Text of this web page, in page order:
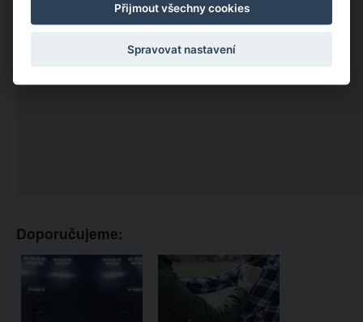
Doporučujeme:
Přijmout všechny cookies
Spravovat nastavení